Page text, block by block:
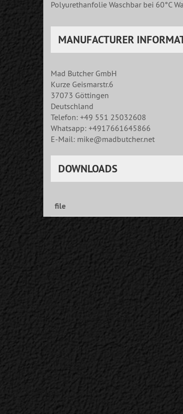
Polyurethanfolie Waschbar bei 60°C
MANUFACTURER
Mad Butcher GmbH
Kurze Geismarstr.6
37073 Göttingen
Deutschland
Telefon: +49 551 25032608
Whatsapp: +4917661645866
E-Mail: mike@madbutcher.net
DOWNLOADS
file